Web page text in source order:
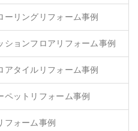
リングリフォーム事例
ョンフロアリフォーム事例
タイルリフォーム事例
ットリフォーム事例
フォーム事例